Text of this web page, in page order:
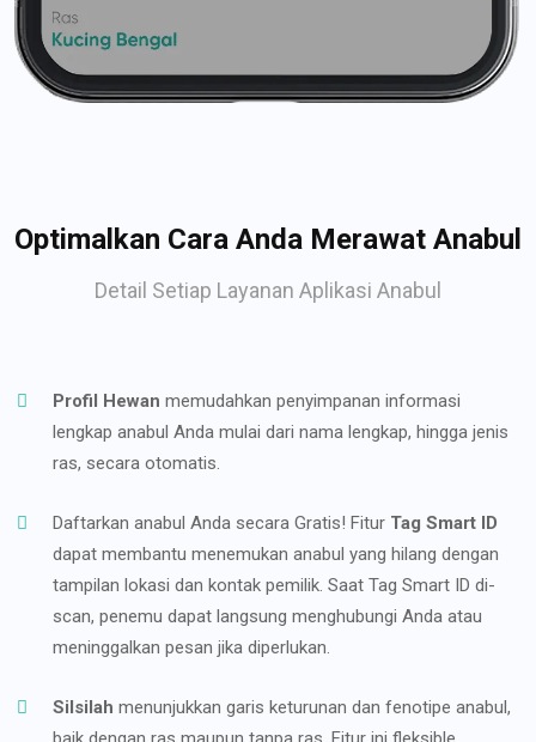
Optimalkan Cara Anda Merawat Anabul
Detail Setiap Layanan Aplikasi Anabul
Profil Hewan memudahkan penyimpanan informasi
lengkap anabul Anda mulai dari nama lengkap, hingga jenis
ras, secara otomatis.
Daftarkan anabul Anda secara Gratis! Fitur Tag Smart ID
dapat membantu menemukan anabul yang hilang dengan
tampilan lokasi dan kontak pemilik. Saat Tag Smart ID di-
scan, penemu dapat langsung menghubungi Anda atau
meninggalkan pesan jika diperlukan.
Silsilah menunjukkan garis keturunan dan fenotipe anabul,